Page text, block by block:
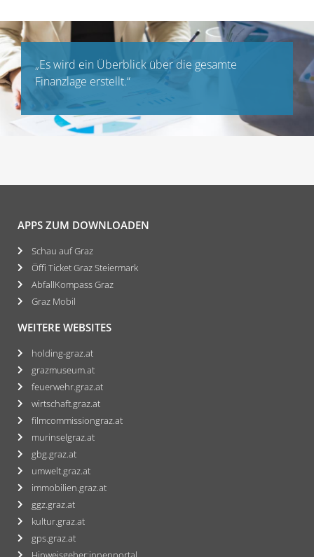
„Es wird ein Überblick über die gesamte
Finanzlage erstellt.“
APPS ZUM DOWNLOADEN
Schau auf Graz
Öffi Ticket Graz Steiermark
AbfallKompass Graz
Graz Mobil
WEITERE WEBSITES
holding-graz.at
grazmuseum.at
feuerwehr.graz.at
wirtschaft.graz.at
filmcommissiongraz.at
murinselgraz.at
gbg.graz.at
umwelt.graz.at
immobilien.graz.at
ggz.graz.at
kultur.graz.at
gps.graz.at